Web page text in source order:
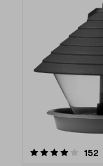
152
4.0 av